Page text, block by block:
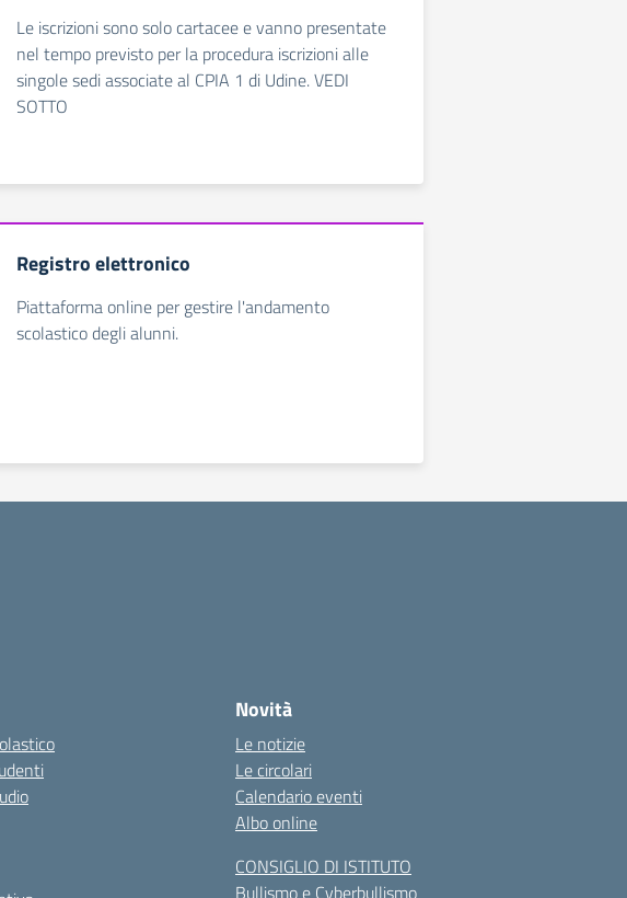
Le iscrizioni sono solo cartacee e vanno presentate
nel tempo previsto per la procedura iscrizioni alle
singole sedi associate al CPIA 1 di Udine. VEDI
SOTTO
Registro elettronico
Piattaforma online per gestire l'andamento
scolastico degli alunni.
Novità
Le notizie
Le circolari
Calendario eventi
Albo online
CONSIGLIO DI ISTITUTO
Bullismo e Cyberbullismo